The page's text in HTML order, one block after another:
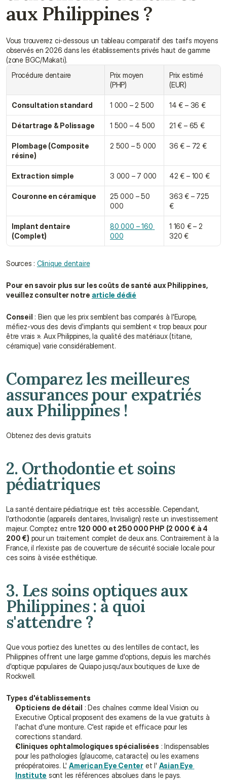
aux Philippines ?
Vous trouverez ci-dessous un tableau comparatif des tarifs moyens
observés en 2026 dans les établissements privés haut de gamme
(zone BGC/Makati).
Procédure dentaire
Prix moyen
(PHP)
Prix estimé
(EUR)
Consultation standard 1 000 – 2 500 14 € – 36 €
Détartrage & Polissage 1 500 – 4 500 21 € – 65 €
Plombage (Composite
résine)
2 500 – 5 000 36 € – 72 €
Extraction simple 3 000 – 7 000 42 € – 100 €
Couronne en céramique
25 000 – 50
000
363 € – 725
€
Implant dentaire
(Complet)
80 000 – 160
000
1 160 € – 2
320 €
Sources : Clinique dentaire
Pour en savoir plus sur les coûts de santé aux Philippines,
veuillez consulter notre article dédié
Conseil : Bien que les prix semblent bas comparés à l'Europe,
méfiez-vous des devis d'implants qui semblent « trop beaux pour
être vrais ». Aux Philippines, la qualité des matériaux (titane,
céramique) varie considérablement.
Comparez les meilleures
assurances pour expatriés
aux Philippines !
Obtenez des devis gratuits
2. Orthodontie et soins
pédiatriques
La santé dentaire pédiatrique est très accessible. Cependant,
l'orthodontie (appareils dentaires, Invisalign) reste un investissement
majeur. Comptez entre 120 000 et 250 000 PHP (2 000 € à 4
200 €) pour un traitement complet de deux ans. Contrairement à la
France, il n'existe pas de couverture de sécurité sociale locale pour
ces soins à visée esthétique.
3. Les soins optiques aux
Philippines : à quoi
s'attendre ?
Que vous portiez des lunettes ou des lentilles de contact, les
Philippines offrent une large gamme d'options, depuis les marchés
d'optique populaires de Quiapo jusqu'aux boutiques de luxe de
Rockwell.
Types d'établissements
Opticiens de détail : Des chaînes comme Ideal Vision ou
Executive Optical proposent des examens de la vue gratuits à
l'achat d'une monture. C'est rapide et efficace pour les
corrections standard.
Cliniques ophtalmologiques spécialisées : Indispensables
pour les pathologies (glaucome, cataracte) ou les examens
préopératoires. L' American Eye Center et l' Asian Eye
Institute sont les références absolues dans le pays.